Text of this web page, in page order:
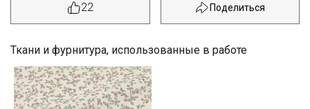
22
Ткани и фурнитура, использованные в работе